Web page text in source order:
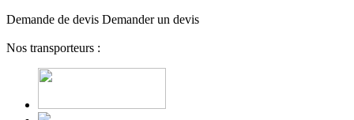
Demande de devis Demander un devis
Nos transporteurs :